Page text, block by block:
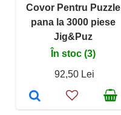
Covor Pentru Puzzle
pana la 3000 piese
Jig&Puz
În stoc (3)
92,50 Lei